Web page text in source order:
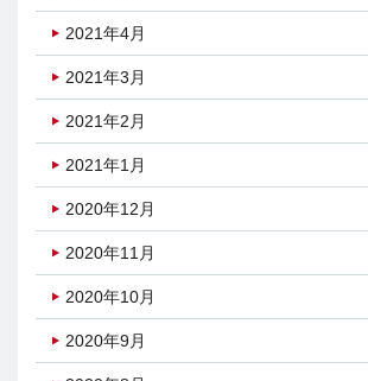
2021年4月
2021年3月
2021年2月
2021年1月
2020年12月
2020年11月
2020年10月
2020年9月